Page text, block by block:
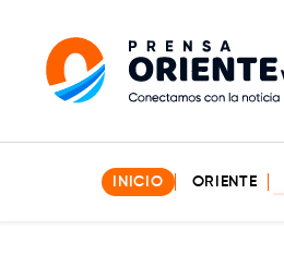
INICIO ORIENTE